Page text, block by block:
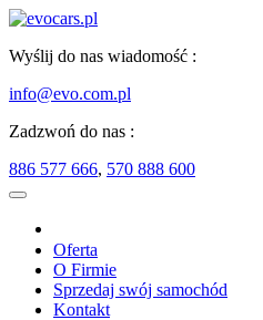
Wyślij do nas wiadomość :
info@evo.com.pl
Zadzwoń do nas :
886 577 666, 570 888 600
Oferta
O Firmie
Sprzedaj swój samochód
Kontakt